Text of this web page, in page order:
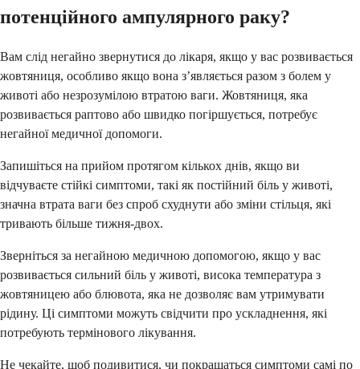
потенційного ампулярного раку?
Вам слід негайно звернутися до лікаря, якщо у вас розвивається
жовтяниця, особливо якщо вона з’являється разом з болем у
животі або незрозумілою втратою ваги. Жовтяниця, яка
розвивається раптово або швидко погіршується, потребує
негайної медичної допомоги.
Запишіться на прийом протягом кількох днів, якщо ви
відчуваєте стійкі симптоми, такі як постійний біль у животі,
значна втрата ваги без спроб схуднути або зміни стільця, які
тривають більше тижня-двох.
Зверніться за негайною медичною допомогою, якщо у вас
розвивається сильний біль у животі, висока температура з
жовтяницею або блювота, яка не дозволяє вам утримувати
рідину. Ці симптоми можуть свідчити про ускладнення, які
потребують термінового лікування.
Не чекайте, щоб подивитися, чи покращаться симптоми самі по